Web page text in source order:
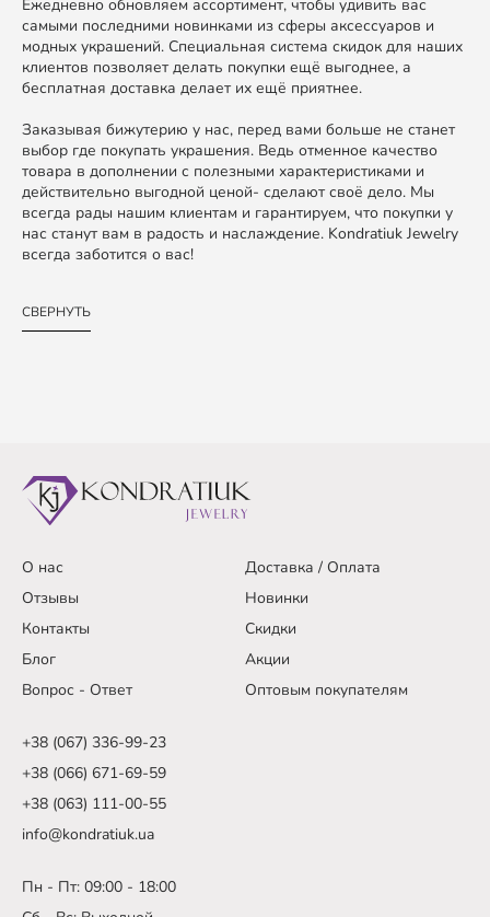
Ежедневно обновляем ассортимент, чтобы удивить вас
самыми последними новинками из сферы аксессуаров и
модных украшений. Специальная система скидок для наших
клиентов позволяет делать покупки ещё выгоднее, а
бесплатная доставка делает их ещё приятнее.
Заказывая бижутерию у нас, перед вами больше не станет
выбор где покупать украшения. Ведь отменное качество
товара в дополнении с полезными характеристиками и
действительно выгодной ценой- сделают своё дело. Мы
всегда рады нашим клиентам и гарантируем, что покупки у
нас станут вам в радость и наслаждение. Kondratiuk Jewelry
всегда заботится о вас!
СВЕРНУТЬ
О нас
Доставка / Оплата
Отзывы
Новинки
Контакты
Скидки
Блог
Акции
Вопрос - Ответ
Оптовым покупателям
+38 (067) 336-99-23
+38 (066) 671-69-59
+38 (063) 111-00-55
info@kondratiuk.ua
Пн - Пт: 09:00 - 18:00